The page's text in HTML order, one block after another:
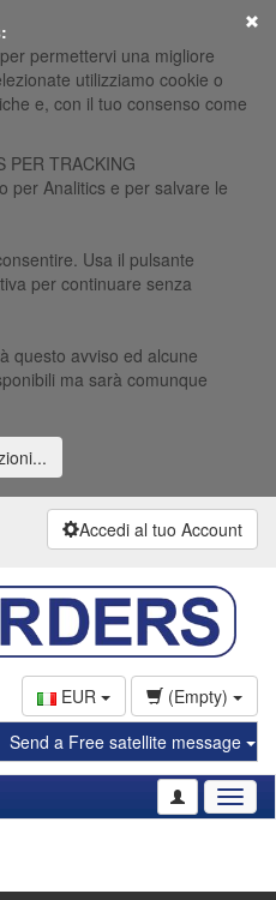
permettervi una migliore
utilizziamo cookie o
e, con il tuo consenso come
PER TRACKING
per Analitics e per salvare le
Usa il pulsante
per continuare senza
questo avviso ed alcune
ma sarà comunque
×
Accedi al tuo Account
EUR
(Empty)
Send a Free satellite message